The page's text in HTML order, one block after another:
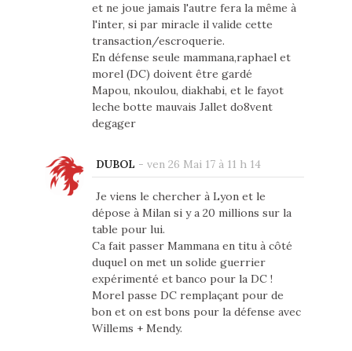
et ne joue jamais l'autre fera la même à
l'inter, si par miracle il valide cette
transaction/escroquerie.
En défense seule mammana,raphael et
morel (DC) doivent être gardé
Mapou, nkoulou, diakhabi, et le fayot
leche botte mauvais Jallet do8vent
degager
DUBOL - ven 26 Mai 17 à 11 h 14
Je viens le chercher à Lyon et le
dépose à Milan si y a 20 millions sur la
table pour lui.
Ca fait passer Mammana en titu à côté
duquel on met un solide guerrier
expérimenté et banco pour la DC !
Morel passe DC remplaçant pour de
bon et on est bons pour la défense avec
Willems + Mendy.